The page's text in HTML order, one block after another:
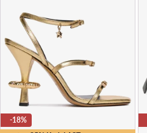
-18%